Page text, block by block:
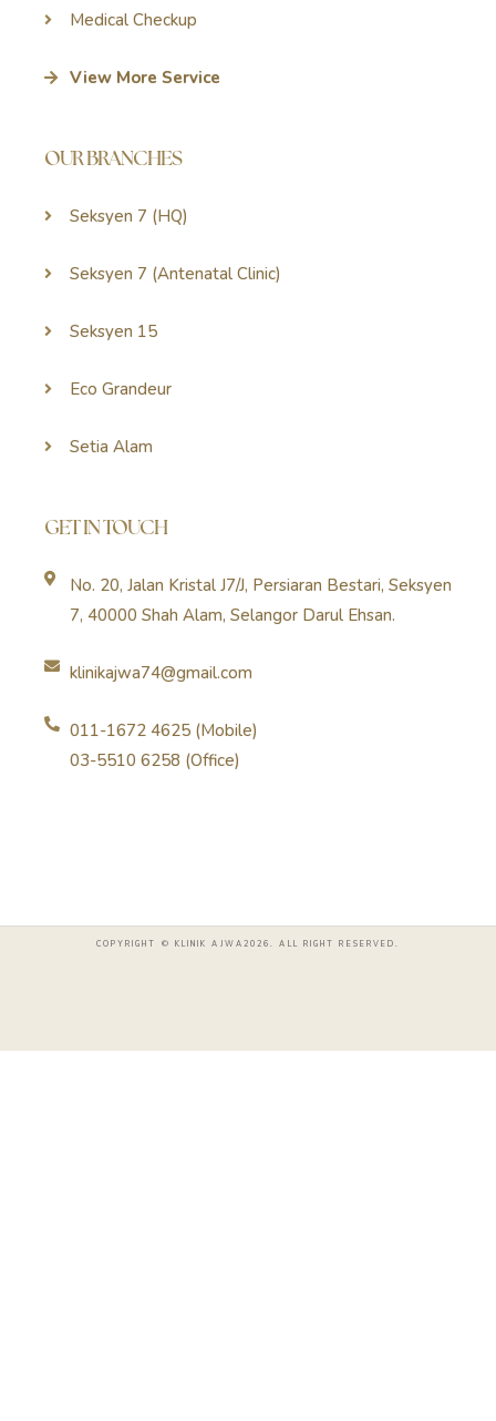
Medical Checkup
View More Service
OUR BRANCHES
Seksyen 7 (HQ)
Seksyen 7 (Antenatal Clinic)
Seksyen 15
Eco Grandeur
Setia Alam
GET IN TOUCH
No. 20, Jalan Kristal J7/J, Persiaran Bestari, Seksyen
7, 40000 Shah Alam, Selangor Darul Ehsan.
klinikajwa74@gmail.com
011-1672 4625 (Mobile)
03-5510 6258 (Office)
COPYRIGHT © KLINIK AJWA2026. ALL RIGHT RESERVED.